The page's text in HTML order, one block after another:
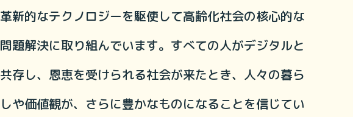
革新的なテクノロジーを駆使して高齢化社会の核心的な
問題解決に取り組んでいます。すべての人がデジタルと
共存し、恩恵を受けられる社会が来たとき、人々の暮ら
しや価値観が、さらに豊かなものになることを信じてい